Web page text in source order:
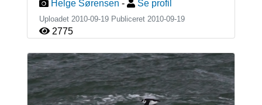
Helge Sørensen - Se profil
Uploadet 2010-09-19 Publiceret 2010-09-19
2775